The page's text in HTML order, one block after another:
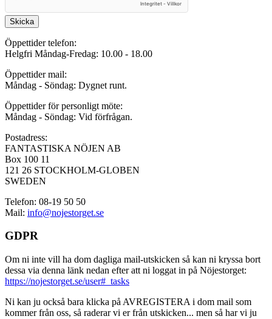
Skicka
Öppettider telefon:
Helgfri Måndag-Fredag: 10.00 - 18.00
Öppettider mail:
Måndag - Söndag: Dygnet runt.
Öppettider för personligt möte:
Måndag - Söndag: Vid förfrågan.
Postadress:
FANTASTISKA NÖJEN AB
Box 100 11
121 26 STOCKHOLM-GLOBEN
SWEDEN
Telefon: 08-19 50 50
Mail: info@nojestorget.se
GDPR
Om ni inte vill ha dom dagliga mail-utskicken så kan ni kryssa bort
dessa via denna länk nedan efter att ni loggat in på Nöjestorget:
https://nojestorget.se/user#_tasks
Ni kan ju också bara klicka på AVREGISTERA i dom mail som
kommer från oss, så raderar vi er från utskicken... men så har vi ju